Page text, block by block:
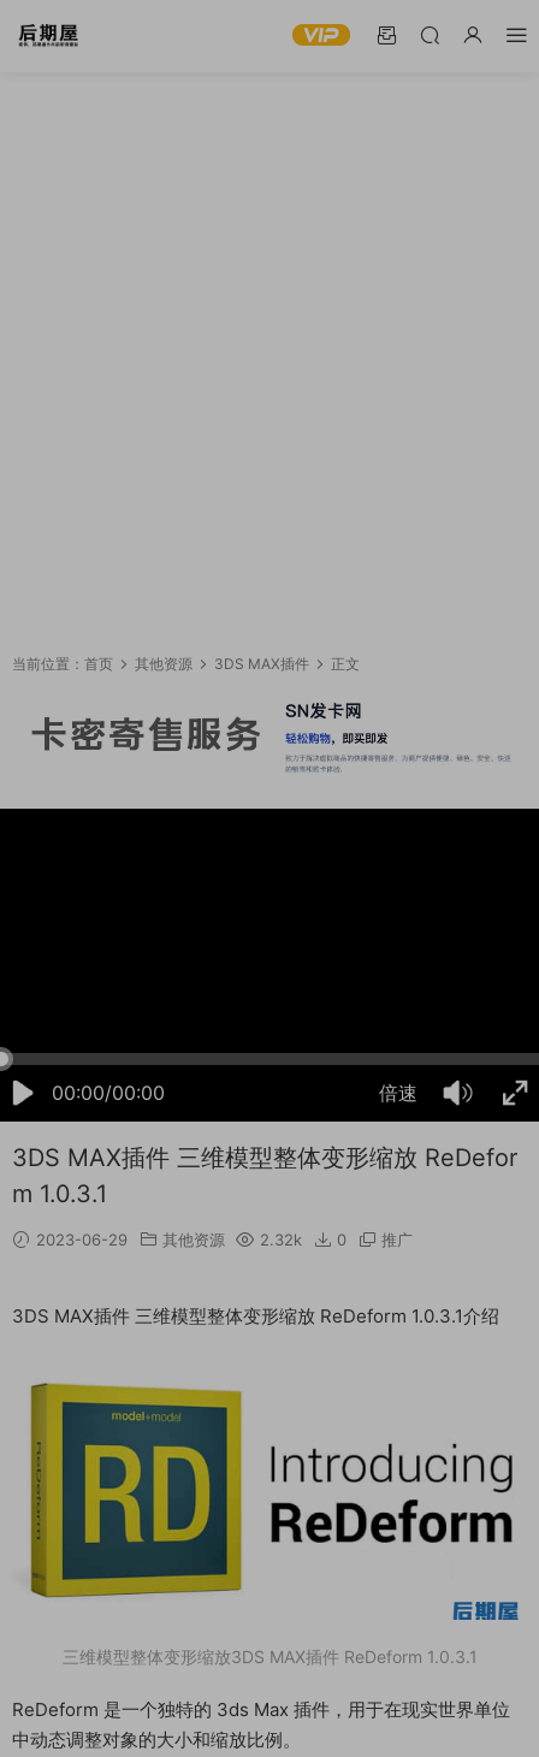
当前位置： 首页 其他资源 3DS MAX插件 正文
00:00/00:00 倍速
3DS MAX插件 三维模型整体变形缩放 ReDefor
m 1.0.3.1
2023-06-29 其他资源 2.32k 0 推广
3DS MAX插件 三维模型整体变形缩放 ReDeform 1.0.3.1介绍
三维模型整体变形缩放3DS MAX插件 ReDeform 1.0.3.1
ReDeform 是一个独特的 3ds Max 插件，用于在现实世界单位
中动态调整对象的大小和缩放比例。